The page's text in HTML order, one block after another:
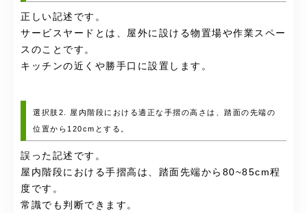
正しい記述です。
サービスヤードとは、屋外に設ける物置場や作業スペー
スのことです。
キッチンの近くや勝手口に設置します。
選択肢2. 屋内階段における適正な手摺の高さは、踏面の先端の
位置から120cmとする。
誤った記述です。
屋内階段における手摺高は、踏面先端から80~85cm程
度です。
常識でも判断できます。